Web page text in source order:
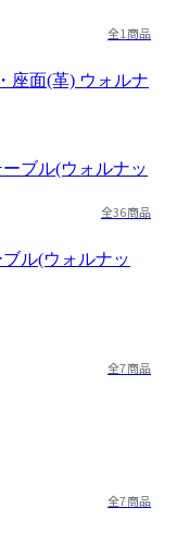
全1商品
座面(革) ウォルナ
全36商品
ル(ウォルナッ
全7商品
全7商品